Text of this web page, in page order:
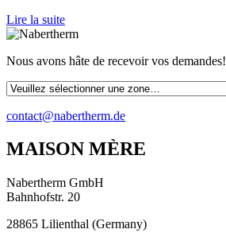
Lire la suite
Nous avons hâte de recevoir vos demandes!
contact@nabertherm.de
MAISON MÈRE
Nabertherm GmbH
Bahnhofstr. 20
28865 Lilienthal (Germany)